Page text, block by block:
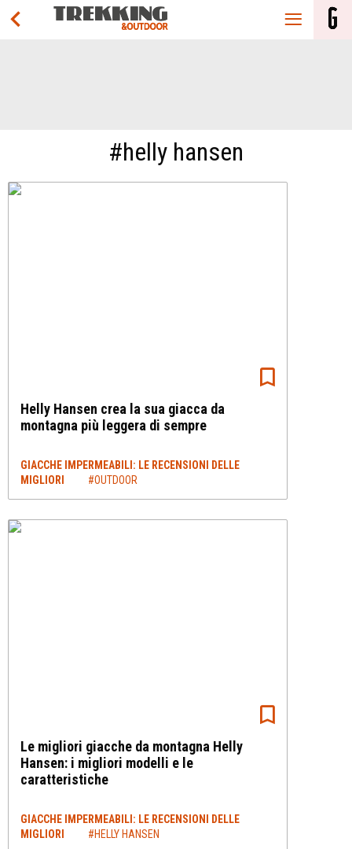
#helly hansen
Helly Hansen crea la sua giacca da
montagna più leggera di sempre
GIACCHE IMPERMEABILI: LE RECENSIONI DELLE
MIGLIORI
#OUTDOOR
Le migliori giacche da montagna Helly
Hansen: i migliori modelli e le
caratteristiche
GIACCHE IMPERMEABILI: LE RECENSIONI DELLE
MIGLIORI
#HELLY HANSEN